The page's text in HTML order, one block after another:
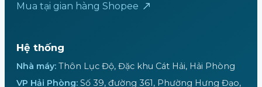
Mua tại gian hàng Shopee
Hệ thống
Nhà máy: Thôn Lục Độ, Đặc khu Cát Hải, Hải Phòng
VP Hải Phòng: Số 39, đường 361, Phường Hưng Đạo,